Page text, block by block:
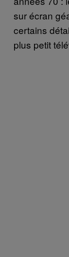
sur écran
certains
plus petit